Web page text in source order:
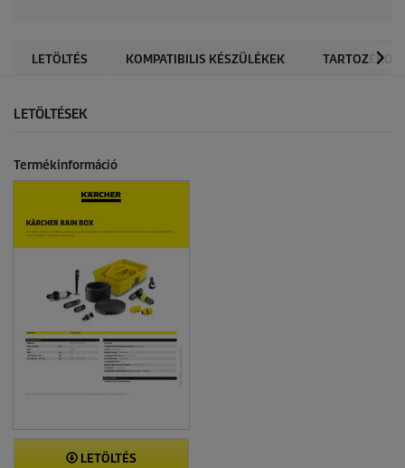
LETÖLTÉS KOMPATIBILIS KÉSZÜLÉKEK TARTOZÉKOK
LETÖLTÉSEK
Termékinformáció
LETÖLTÉS